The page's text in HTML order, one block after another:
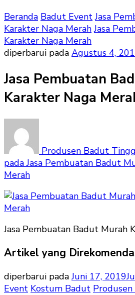
Beranda Badut Event Jasa
Karakter Naga Merah Jasa
Karakter Naga Merah
diperbarui pada Agustus 4,
Jasa Pembuatan
Karakter Naga
Produsen Badut
pada Jasa Pembuatan Badut
Merah
Jasa Pembuatan Badut Murah
Artikel yang
diperbarui padaJuni 17, 2019
Event Kostum Badut